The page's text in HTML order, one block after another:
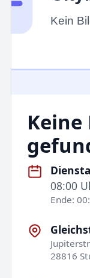
Keine
08:00
Ende:
28816